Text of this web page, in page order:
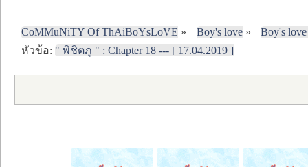
CoMMuNiTY Of ThAiBoYsLoVE » Boy's love»
Boy's
หัวข้อ: " พิชิตภู " : Chapter 18 --- [ 17.04.2019 ]